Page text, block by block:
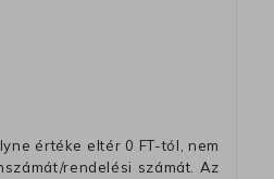
értéke eltér 0 FT-tól, nem
rendelési számát. Az